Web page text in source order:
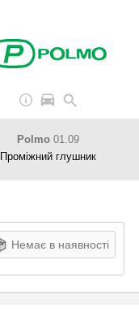
Polmo01.09
Проміжний глушник
Немає в наявності